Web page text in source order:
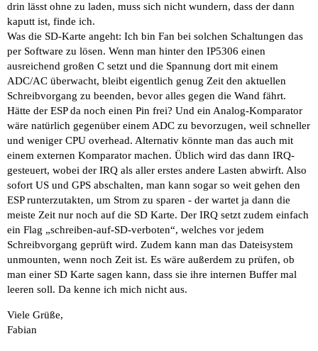
drin lässt ohne zu laden, muss sich nicht wundern, dass der dann
kaputt ist, finde ich.
Was die SD-Karte angeht: Ich bin Fan bei solchen Schaltungen das
per Software zu lösen. Wenn man hinter den IP5306 einen
ausreichend großen C setzt und die Spannung dort mit einem
ADC/AC überwacht, bleibt eigentlich genug Zeit den aktuellen
Schreibvorgang zu beenden, bevor alles gegen die Wand fährt.
Hätte der ESP da noch einen Pin frei? Und ein Analog-Komparator
wäre natürlich gegenüber einem ADC zu bevorzugen, weil schneller
und weniger CPU overhead. Alternativ könnte man das auch mit
einem externen Komparator machen. Üblich wird das dann IRQ-
gesteuert, wobei der IRQ als aller erstes andere Lasten abwirft. Also
sofort US und GPS abschalten, man kann sogar so weit gehen den
ESP runterzutakten, um Strom zu sparen - der wartet ja dann die
meiste Zeit nur noch auf die SD Karte. Der IRQ setzt zudem einfach
ein Flag „schreiben-auf-SD-verboten“, welches vor jedem
Schreibvorgang geprüft wird. Zudem kann man das Dateisystem
unmounten, wenn noch Zeit ist. Es wäre außerdem zu prüfen, ob
man einer SD Karte sagen kann, dass sie ihre internen Buffer mal
leeren soll. Da kenne ich mich nicht aus.
Viele Grüße,
Fabian